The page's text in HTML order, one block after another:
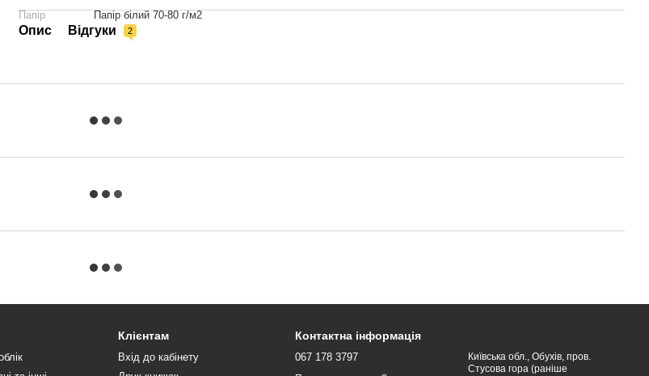
Папір
Папір білий 70-80 г/м2
Опис Відгуки 2
Клієнтам
Вхід до кабінету
Контактна інформація
067 178 3797
Київська обл., Обухів, пров.
Стусова гора (раніше